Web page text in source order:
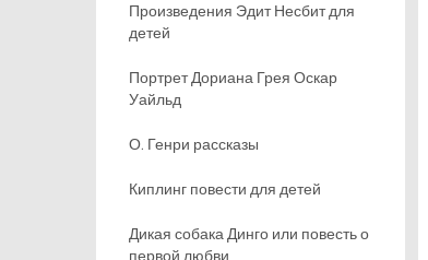
Произведения Эдит Несбит для
детей
Портрет Дориана Грея Оскар
Уайльд
О. Генри рассказы
Киплинг повести для детей
Дикая собака Динго или повесть о
первой любви